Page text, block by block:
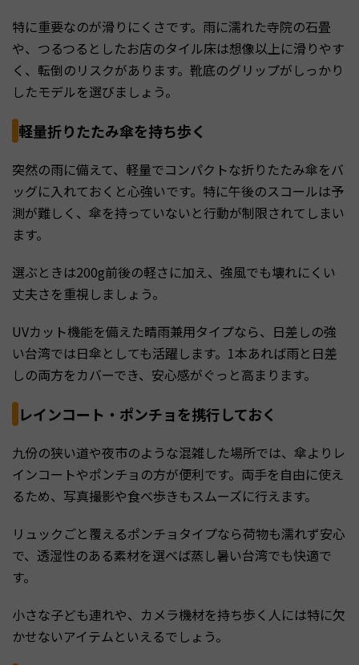
特に重要なのが滑りにくさです。雨に濡れた寺院の石畳
や、つるつるとしたお店のタイル床は想像以上に滑りやす
く、転倒のリスクがあります。靴底のグリップがしっかり
したモデルを選びましょう。
軽量折りたたみ傘を持ち歩く
突然の雨に備えて、軽量でコンパクトな折りたたみ傘をバ
ッグに入れておくと心強いです。特に午後のスコールは予
測が難しく、傘を持っていないと行動が制限されてしまい
ます。
選ぶときは200g前後の軽さに加え、強風でも壊れにくい
丈夫さを重視しましょう。
UVカット機能を備えた晴雨兼用タイプなら、日差しの強
い台湾では日傘としても活躍します。1本あれば雨と日差
しの両方をカバーでき、安心感がぐっと高まります。
レインコート・ポンチョを携行しておく
九份の狭い道や夜市のような混雑した場所では、傘よりレ
インコートやポンチョの方が便利です。両手を自由に使え
るため、写真撮影や食べ歩きもスムーズに行えます。
リュックごと覆えるポンチョタイプなら荷物も濡れず安心
で、透湿性のある素材を選べば蒸し暑い台湾でも快適で
す。
小さな子ども連れや、カメラ機材を持ち歩く人には特に欠
かせないアイテムといえるでしょう。